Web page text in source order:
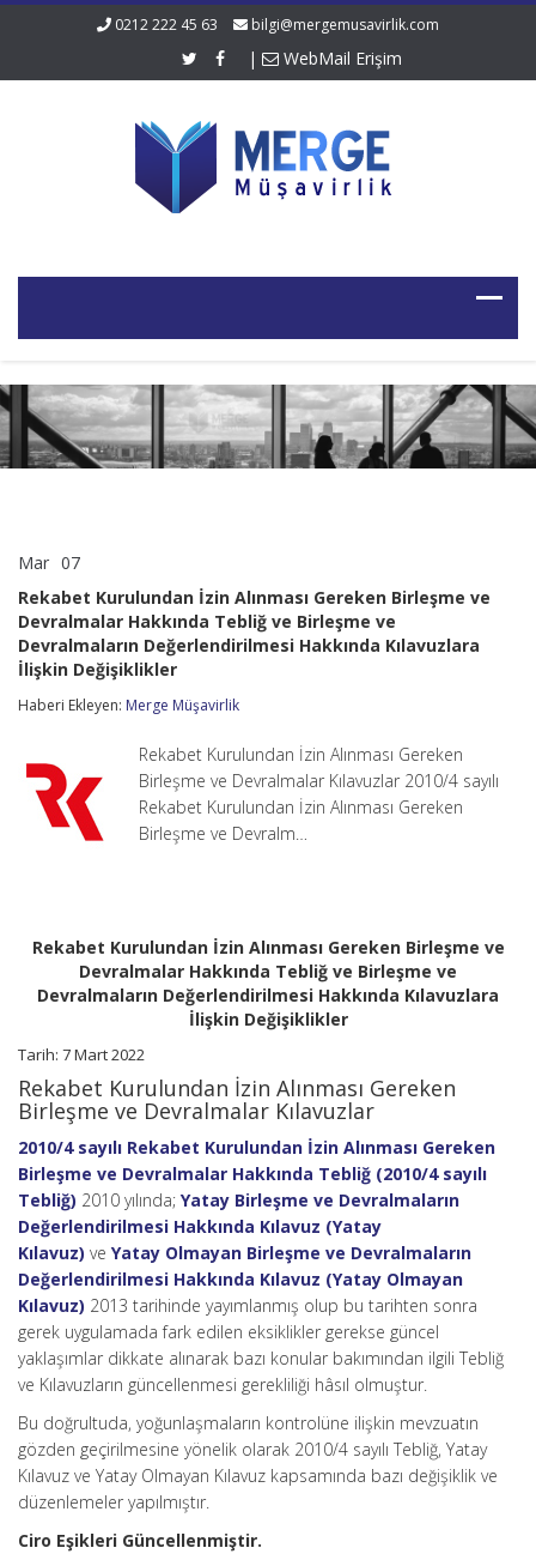
0212 222 45 63 bilgi@mergemusavirlik.com
| WebMail Erişim
Mar 07
İzin
Alınması
Gereken
Birleşme
ve
Devralmalar
Tebliğ
Birleşme
Devralmaların
Değerlendirilmesi
için
Rekabet Kurulundan İzin Alınması Gereken Birleşme ve
Devralmalar Hakkında Tebliğ ve Birleşme ve
Devralmaların Değerlendirilmesi Hakkında Kılavuzlara
İlişkin Değişiklikler
Haberi Ekleyen: Merge Müşavirlik
Rekabet Kurulundan İzin Alınması Gereken
Birleşme ve Devralmalar Kılavuzlar 2010/4 sayılı
Rekabet Kurulundan İzin Alınması Gereken
Birleşme ve Devralm…
Rekabet Kurulundan İzin Alınması Gereken Birleşme ve
Devralmalar Hakkında Tebliğ ve Birleşme ve
Devralmaların Değerlendirilmesi Hakkında Kılavuzlara
İlişkin Değişiklikler
Tarih: 7 Mart 2022
Rekabet Kurulundan İzin Alınması Gereken
Birleşme ve Devralmalar Kılavuzlar
2010/4 sayılı Rekabet Kurulundan İzin Alınması Gereken
Birleşme ve Devralmalar Hakkında Tebliğ (2010/4 sayılı
Tebliğ) 2010 yılında; Yatay Birleşme ve Devralmaların
Değerlendirilmesi Hakkında Kılavuz (Yatay
Kılavuz) ve Yatay Olmayan Birleşme ve Devralmaların
Değerlendirilmesi Hakkında Kılavuz (Yatay Olmayan
Kılavuz) 2013 tarihinde yayımlanmış olup bu tarihten sonra
gerek uygulamada fark edilen eksiklikler gerekse güncel
yaklaşımlar dikkate alınarak bazı konular bakımından ilgili Tebliğ
ve Kılavuzların güncellenmesi gerekliliği hâsıl olmuştur.
Bu doğrultuda, yoğunlaşmaların kontrolüne ilişkin mevzuatın
gözden geçirilmesine yönelik olarak 2010/4 sayılı Tebliğ, Yatay
Kılavuz ve Yatay Olmayan Kılavuz kapsamında bazı değişiklik ve
düzenlemeler yapılmıştır.
Ciro Eşikleri Güncellenmiştir.